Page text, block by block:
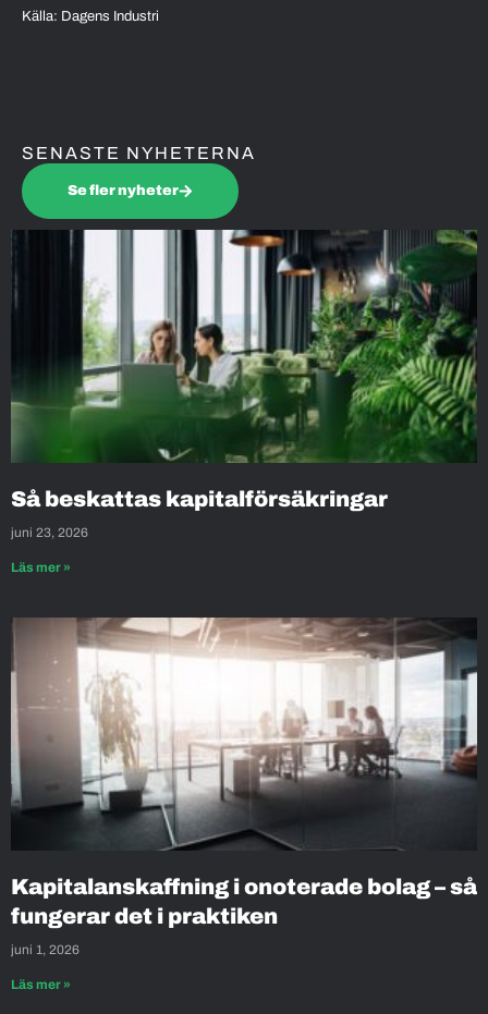
Källa: Dagens Industri
SENASTE NYHETERNA
Se fler nyheter
Så beskattas kapitalförsäkringar
juni 23, 2026
Läs mer »
Kapitalanskaffning i onoterade bolag – så
fungerar det i praktiken
juni 1, 2026
Läs mer »